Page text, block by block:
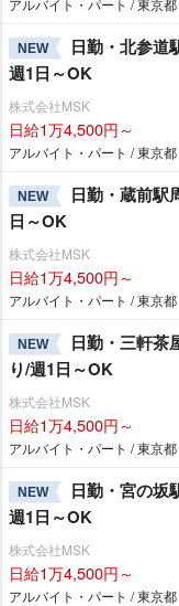
NEW
日勤・北参道
週1日～OK
株式会社MSK
日給1万4,500円～
アルバイト・パート / 東京都
NEW
日勤・蔵前駅
日～OK
株式会社MSK
日給1万4,500円～
アルバイト・パート / 東京都
NEW
日勤・三軒茶
り/週1日～OK
株式会社MSK
日給1万4,500円～
アルバイト・パート / 東京都
NEW
日勤・宮の坂
週1日～OK
株式会社MSK
日給1万4,500円～
アルバイト・パート / 東京都